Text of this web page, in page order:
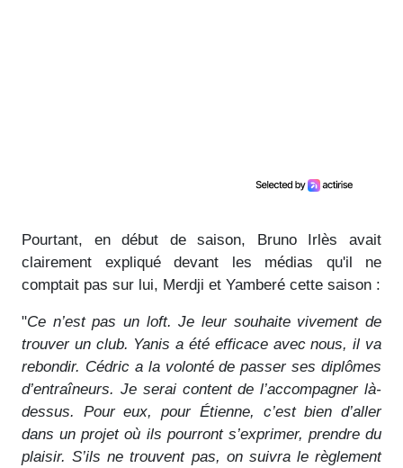
Pourtant, en début de saison, Bruno Irlès avait
clairement expliqué devant les médias qu'il ne
comptait pas sur lui, Merdji et Yamberé cette saison :
"Ce n’est pas un loft. Je leur souhaite vivement de
trouver un club. Yanis a été efficace avec nous, il va
rebondir. Cédric a la volonté de passer ses diplômes
d’entraîneurs. Je serai content de l’accompagner là-
dessus. Pour eux, pour Étienne, c’est bien d’aller
dans un projet où ils pourront s’exprimer, prendre du
plaisir. S’ils ne trouvent pas, on suivra le règlement